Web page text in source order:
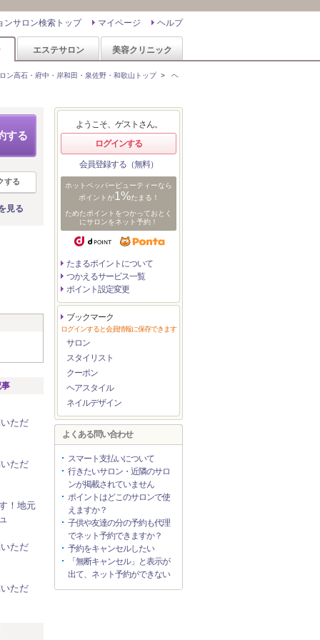
ヘルプ
マイページ
ンサロン検索トップ
エステサロン 美容クリニック
ン高石・府中・岸和田・泉佐野・和歌山トップ> ヘ
する
する
見る
ただ
ただ
！地元
ただ
ただ
ようこそ、ゲストさん。
ログインする
会員登録する（無料）
ホットペッパービューティーなら
ポイントが1%たまる！
ためたポイントをつかっておとく
にサロンをネット予約！
たまるポイントについて
つかえるサービス一覧
ポイント設定変更
ブックマーク
ログインすると会員情報に保存できます
サロン
スタイリスト
クーポン
ヘアスタイル
ネイルデザイン
よくある問い合わせ
スマート支払いについて
行きたいサロン・近隣のサロ
ンが掲載されていません
ポイントはどこのサロンで使
えますか？
子供や友達の分の予約も代理
でネット予約できますか？
予約をキャンセルしたい
「無断キャンセル」と表示が
出て、ネット予約ができない